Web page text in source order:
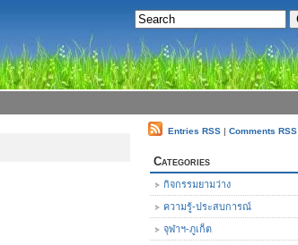
Entries RSS | Comments RSS
Categories
กิจกรรมยามว่าง
ความรู้-ประสบการณ์
จุฬาฯ-ภูเก็ต